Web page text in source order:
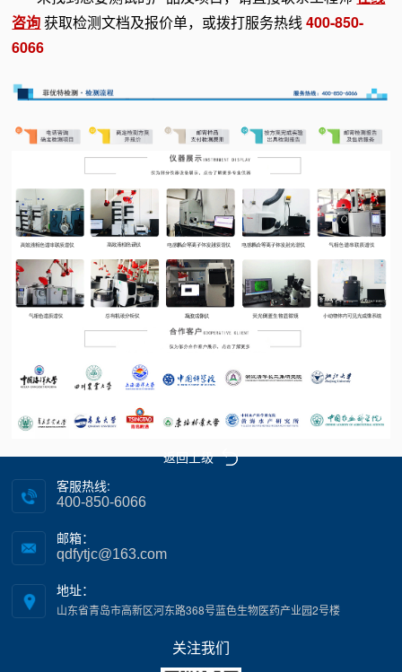
咨询获取检测文档及报价单，或拨打服务热线 400-850-
6066
返回上级
客服热线:
400-850-6066
邮箱：
qdfytjc@163.com
地址：
山东省青岛市高新区河东路368号蓝色生物医药产业园2号楼
关注我们